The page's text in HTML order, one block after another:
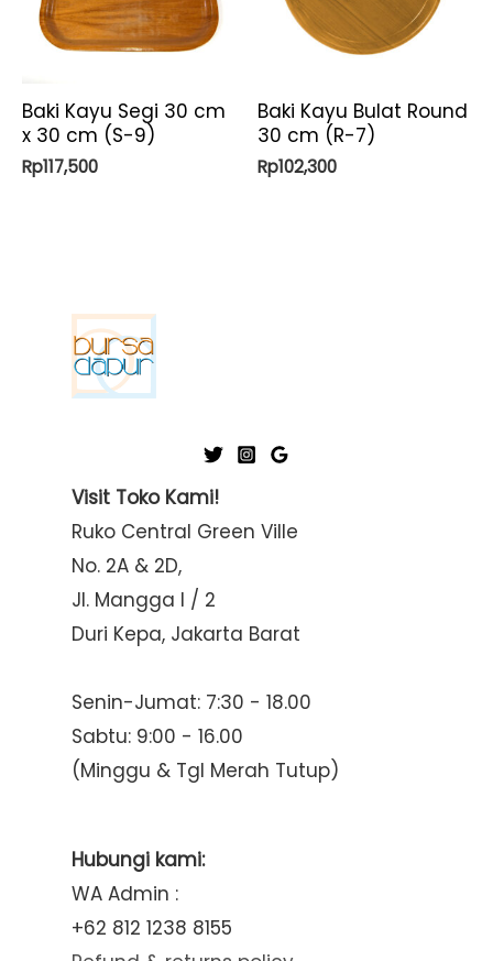
Baki Kayu Segi 30 cm
x 30 cm (S-9)
Rp117,500
Baki Kayu Bulat Round
30 cm (R-7)
Rp102,300
Visit Toko Kami!
Ruko Central Green Ville
No. 2A & 2D,
Jl. Mangga I / 2
Duri Kepa, Jakarta Barat
Senin-Jumat: 7:30 - 18.00
Sabtu: 9:00 - 16.00
(Minggu & Tgl Merah Tutup)
Hubungi kami:
WA Admin :
+62 812 1238 8155